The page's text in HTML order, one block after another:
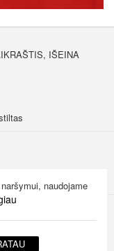
IŠEINA
naudojame